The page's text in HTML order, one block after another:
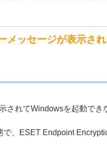
メッセージが表示さ
れてWindowsを起動でき
、ESET Endpoint